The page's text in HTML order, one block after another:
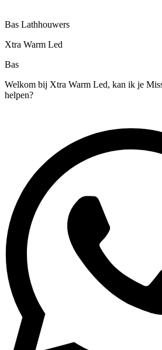
Bas Lathhouwers
Xtra Warm Led
Bas
Welkom bij Xtra Warm Led, kan ik je
helpen?